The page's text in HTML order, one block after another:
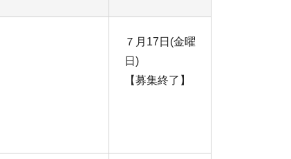
７月17日(金曜
日)
【募集終了】